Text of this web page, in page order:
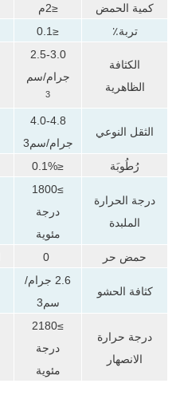
كمية الحمض ≤2م
تربة٪
≤0.1
الكثافة
الظاهرية
2.5-3.0
جرام/سم
3
الثقل النوعي
4.0-4.8
جرام/سم3
رُطُوبَة ≤0.1%
درجة الحرارة
الملبدة
≥1800
درجة
مئوية
حمض حر
كثافة الحشو
2.6 جرام/
سم3
درجة حرارة
الانصهار
≥2180
درجة
مئوية